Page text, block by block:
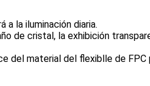
la iluminación diaria.
de cristal, la exhibición
del material del flexiblle de FPC